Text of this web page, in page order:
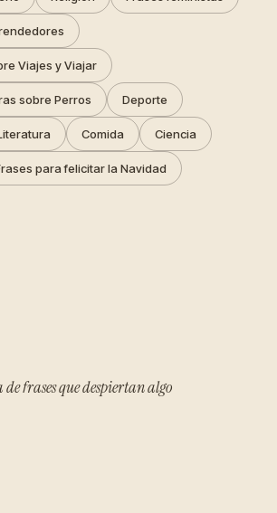
Viajes y Viajar
sobre Perros Deporte
Comida Ciencia
para felicitar la Navidad
frases que despiertan algo